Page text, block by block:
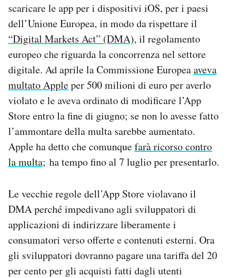
CALENDARIO
AREA PERSONALE
Area Personale
Newsletter
Notifiche mobile
Regala il Post
Hai bisogno di aiuto?
scaricare le app per i dispositivi iOS, per i paesi
dell’Unione Europea, in modo da rispettare il
“Digital Markets Act” (DMA), il regolamento
europeo che riguarda la concorrenza nel settore
digitale. Ad aprile la Commissione Europeaaveva
multato Appleper 500 milioni di euro per averlo
violato e le aveva ordinato di modificare l’App
Store entro la fine di giugno; se non lo avesse fatto
l’ammontare della multa sarebbe aumentato.
Apple ha detto che comunquefarà ricorso contro
la multa; ha tempo fino al 7 luglio per presentarlo.
Le vecchie regole dell’App Store violavano il
DMA perché impedivano agli sviluppatori di
applicazioni di indirizzare liberamente i
consumatori verso offerte e contenuti esterni. Ora
gli sviluppatori dovranno pagare una tariffa del 20
per cento per gli acquisti fatti dagli utenti